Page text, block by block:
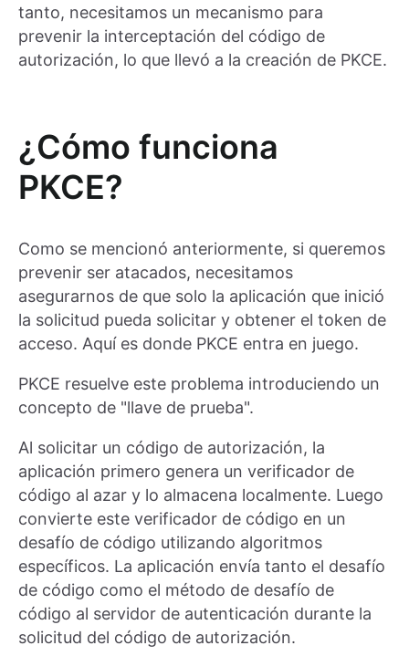
tanto, necesitamos un mecanismo para
prevenir la interceptación del código de
autorización, lo que llevó a la creación de PKCE.
¿Cómo funciona
PKCE?
Como se mencionó anteriormente, si queremos
prevenir ser atacados, necesitamos
asegurarnos de que solo la aplicación que inició
la solicitud pueda solicitar y obtener el token de
acceso. Aquí es donde PKCE entra en juego.
PKCE resuelve este problema introduciendo un
concepto de "llave de prueba".
Al solicitar un código de autorización, la
aplicación primero genera un verificador de
código al azar y lo almacena localmente. Luego
convierte este verificador de código en un
desafío de código utilizando algoritmos
específicos. La aplicación envía tanto el desafío
de código como el método de desafío de
código al servidor de autenticación durante la
solicitud del código de autorización.